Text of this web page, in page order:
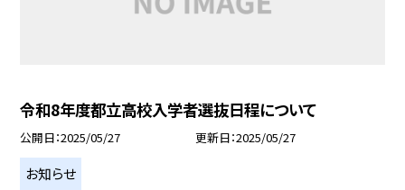
令和8年度都立高校入学者選抜日程について
公開日 2025/05/27 更新日 2025/05/27
お知らせ